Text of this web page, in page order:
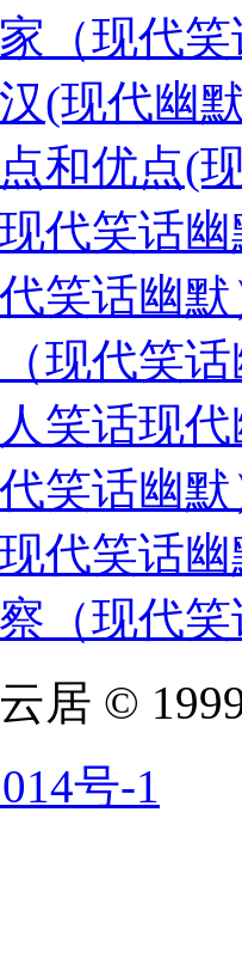
（现代
(现代幽
和优点(
代笑话
笑话幽默
现代笑
笑话现
笑话幽默
代笑话
（现代
居 ©
号-1